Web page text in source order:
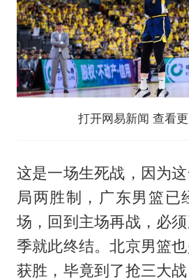
打开网易新闻 查看
这是一场生死战，因为
局两胜制，广东男篮已
场，回到主场再战，必
季就此终结。北京男篮
获胜，毕竟到了抢三大